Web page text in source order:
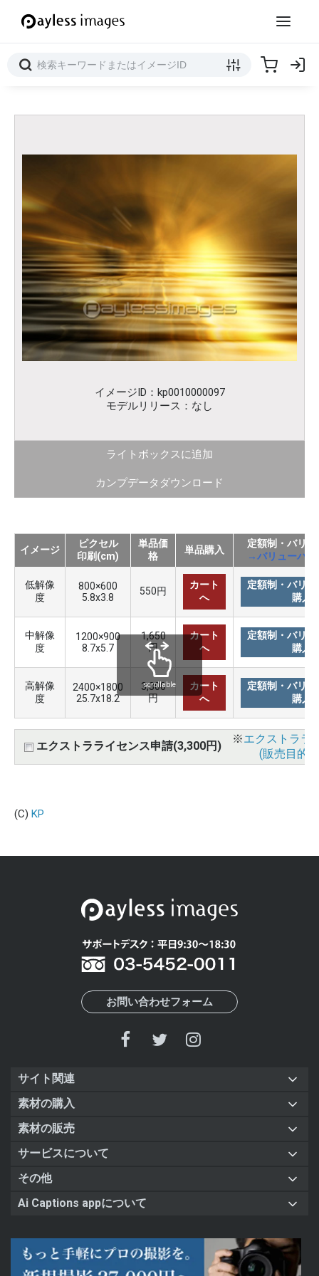
イメージID：kp0010000097
モデルリリース：なし
ライトボックスに追加
カンプデータダウンロード
イメージ
ピクセル
印刷(cm)
単品価
格
単品購入
定額制・バリ
→バリューパッ
低解像
度
800×600
5.8x3.8
550円
カート
へ
定額制・バリ
購入
中解像
度
1200×900
8.7x5.7
1,650
円
カート
へ
定額制・バリ
購入
高解像
度
2400×1800
25.7x18.2
3,300
円
カート
へ
定額制・バリ
購入
エクストラライセンス申請(3,300円)
※エクストララ
(販売目的
scrollable
(C) KP
お問い合わせフォーム
サイト関連
素材の購入
素材の販売
サービスについて
その他
Ai Captions appについて